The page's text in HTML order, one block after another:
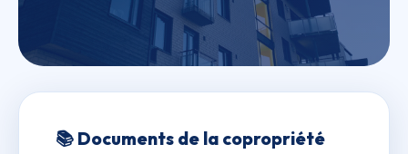
LA FONTAINE
📚 Documents de la copropriété